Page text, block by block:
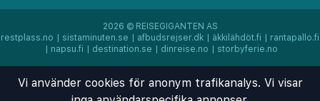
2026 © REISEGIGANTEN AS
restplass.no
sistaminuten.se afbudsrejser.dk äkkilähdöt.fi
rantapallo.fi
napsu.fi destination.se dinreise.no storbyferie.no
Vi använder cookies för anonym trafikanalys. Vi visar